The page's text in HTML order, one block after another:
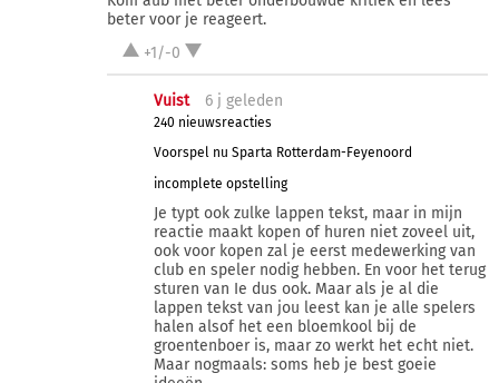
beter voor je reageert.
+1/-0
Vuist 6 j geleden
240 nieuwsreacties
Voorspel nu Sparta Rotterdam-Feyenoord
incomplete opstelling
Je typt ook zulke lappen tekst, maar in mijn
reactie maakt kopen of huren niet zoveel uit,
ook voor kopen zal je eerst medewerking van
club en speler nodig hebben. En voor het terug
sturen van Ie dus ook. Maar als je al die
lappen tekst van jou leest kan je alle spelers
halen alsof het een bloemkool bij de
groentenboer is, maar zo werkt het echt niet.
Maar nogmaals: soms heb je best goeie